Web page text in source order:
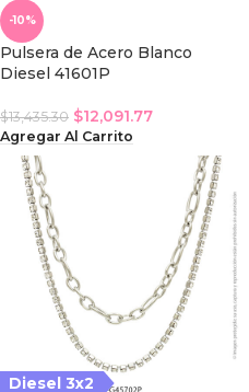
-10%
Pulsera de Acero Blanco
Diesel 41601P
$13,435.30 $12,091.77
Agregar Al Carrito
Diesel 3x2
3x2